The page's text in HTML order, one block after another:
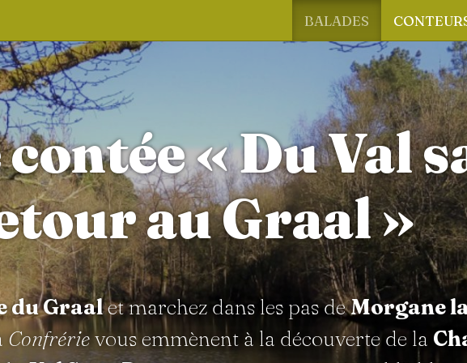
BALADES
« Du Val
au Graal »
du Graalet marchez dans les pas deMorgane
Confrérievous emmènent à la découverte de la